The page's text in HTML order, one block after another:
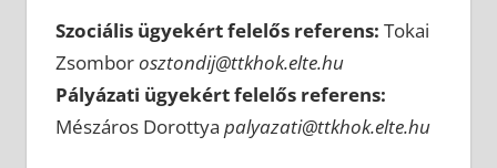
Szociális ügyekért felelős referens: Tokai
Zsomborosztondij@ttkhok.elte.hu
Pályázati ügyekért felelős referens:
Mészáros Dorottya palyazati@ttkhok.elte.hu